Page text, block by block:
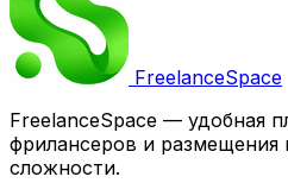
FreelanceSpace
FreelanceSpace — удобная
фрилансеров и размещения
сложности.